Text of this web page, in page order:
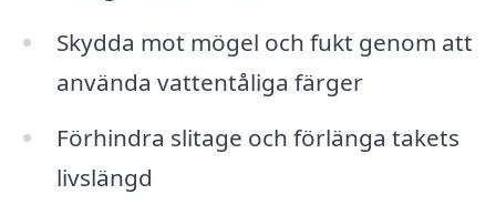
Skydda mot mögel och fukt genom att
använda vattentåliga färger
Förhindra slitage och förlänga takets
livslängd